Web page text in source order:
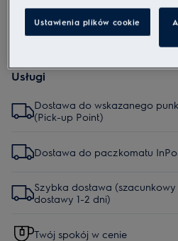
Instrukcje bezpieczeństwa i
bezpieczeństwa zgodnie z
wymienione w instrukcji obsługi.
Usługi
Dostawa do wskazanego
(Pick-up Point)
Dostawa do paczkomatu
Szybka dostawa (szacunkowy
dostawy 1-2 dni)
Twój spokój w cenie
Ustawienia plików cookie